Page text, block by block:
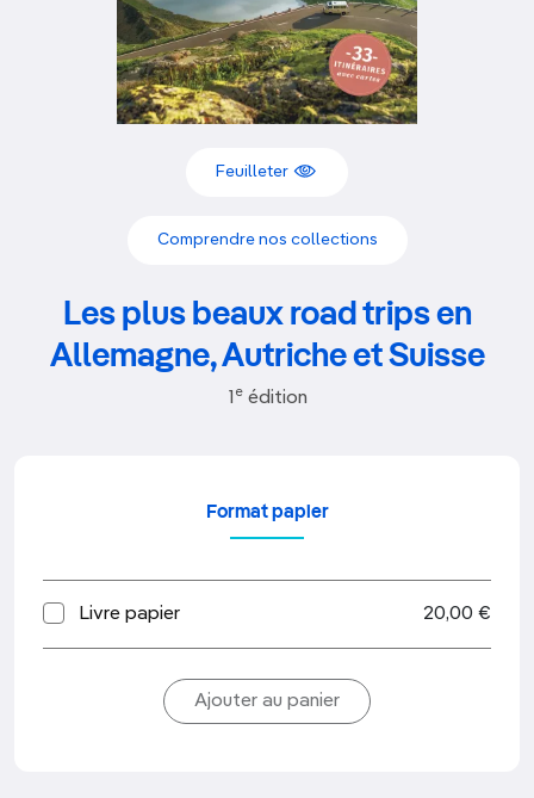
Feuilleter
Comprendre nos collections
Les plus beaux road trips en
Allemagne, Autriche et Suisse
1 eédition
Format papier
Livre papier 20,00 €